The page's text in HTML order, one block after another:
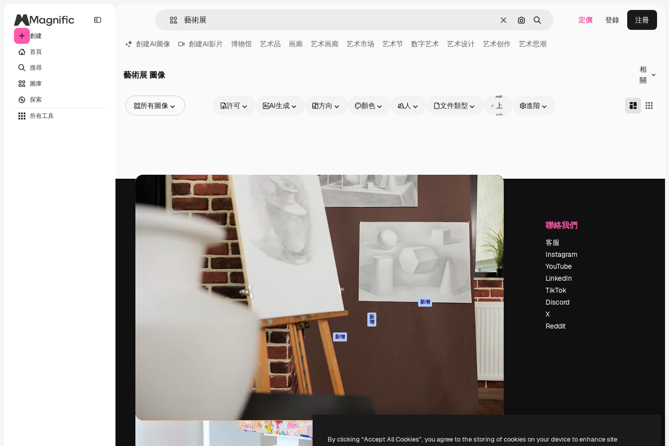
創建
首頁
搜尋
圖庫
探索
所有工具
清除 通過圖像搜索
搜尋 定價 登錄 注冊
創建AI圖像 創建AI影片 博物馆 艺术品 画廊 艺术画廊 艺术市场 艺术节 数字艺术 艺术设计 艺术创作 艺术思潮
藝術展 圖像
相
關
所有圖像
視頻
影片範本
圖標
許可 AI生成 方向 顏色 人 文件類型
線
上
編
進階
引導你創作出最佳作品的創意平台。擁有超過
100萬訂閱者，涵蓋創意人士、企業、代理商
和工作室。
繁體中文 (香港)
產品
Spaces
AI圖像生成器
AI視頻生成器
AI語音生成器
MCP用於
Claude/ChatGPT
新
增
AI助手 新增
API
流動應用程式
所有Magnific工具
開始使用
Academy
客服
原創作品 新增
公司
定價
關於我們
評論
工作機會
搜索趨勢
博客
聚會活動
Slidesgo
出售內容
新聞室
正在尋找
magnific.ai
聯絡我們
客服
Instagram
YouTube
LinkedIn
TikTok
Discord
X
Reddit
Freepik Company S.L.U.
By clicking “Accept All Cookies”, you agree to the storing of cookies on your device to enhance site